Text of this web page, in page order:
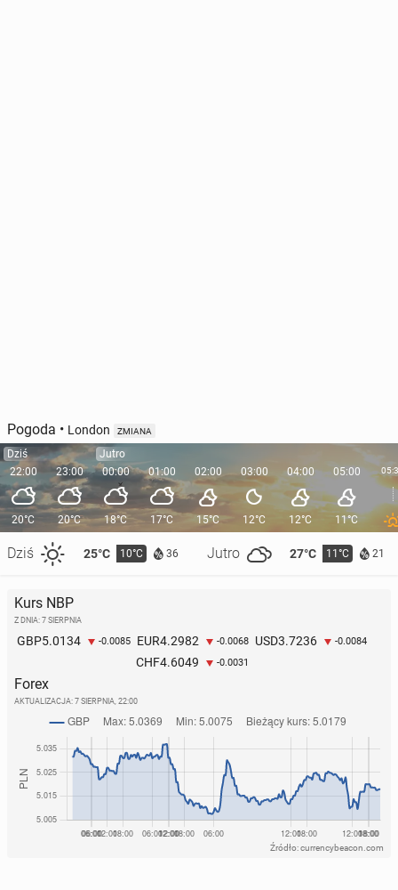
Pogoda • London ZMIANA
Dziś
22:00
20°C
Dziś 25°C 10°C 36 Jutro 27°C 11°C 21
23:00
20°C
Jutro
00:00
18°C
01:00
17°C
02:00
15°C
03:00
12°C
04:00
12°C
05:00
11°C
Kurs NBP
Z DNIA: 7 SIERPNIA
GBP5.0134 -0.0085 EUR4.2982 -0.0068 USD3.7236 -0.0084
CHF4.6049 -0.0031
Forex
AKTUALIZACJA: 7 SIERPNIA, 22:00
Źródło: currencybeacon.com